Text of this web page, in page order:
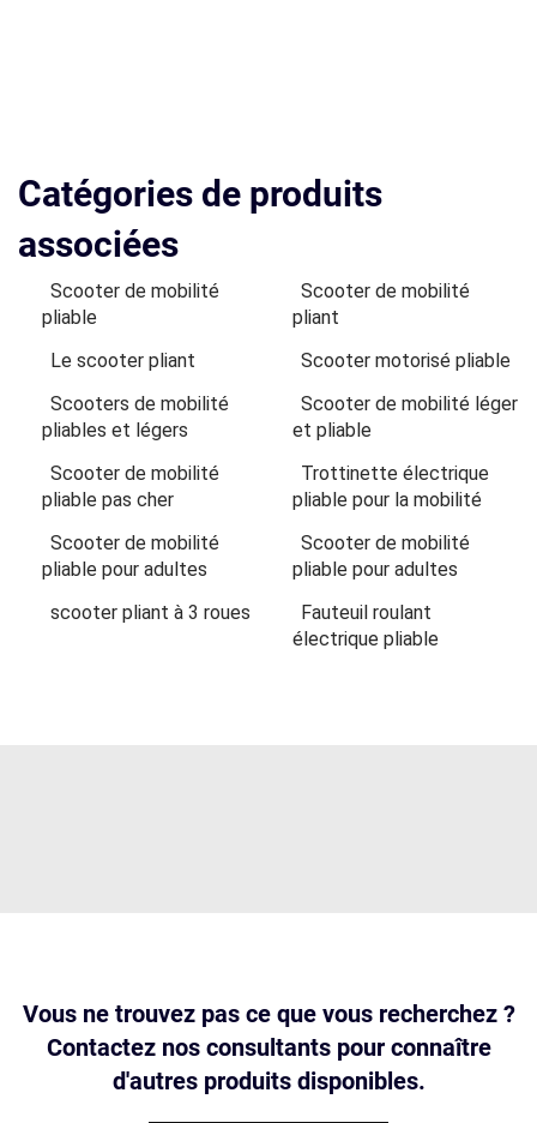
Catégories de produits
associées
Scooter de mobilité
pliable
Scooter de mobilité
pliant
Le scooter pliant
Scooter motorisé pliable
Scooters de mobilité
pliables et légers
Scooter de mobilité léger
et pliable
Scooter de mobilité
pliable pas cher
Trottinette électrique
pliable pour la mobilité
Scooter de mobilité
pliable pour adultes
Scooter de mobilité
pliable pour adultes
scooter pliant à 3 roues
Fauteuil roulant
électrique pliable
Vous ne trouvez pas ce que vous recherchez ?
Contactez nos consultants pour connaître
d'autres produits disponibles.